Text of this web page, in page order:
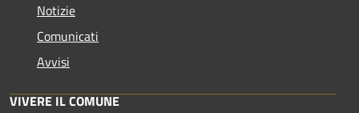
Notizie
Comunicati
Avvisi
VIVERE IL COMUNE